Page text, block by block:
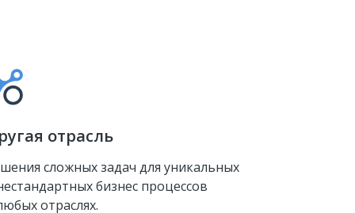
отрасль
сложных задач для уникальных
бизнес процессов
отраслях.